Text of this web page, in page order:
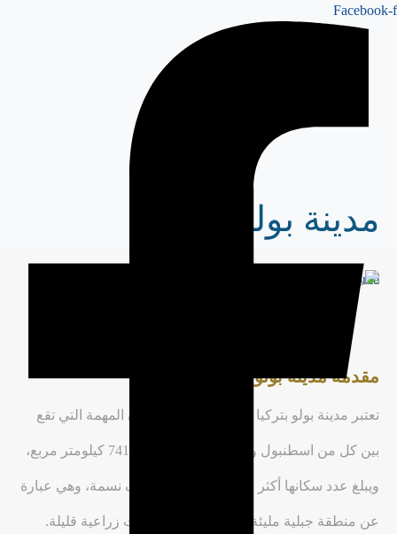
Facebook-f
مدينة بولو تركيا
Home
مقدمة مدينة بولو تركيا
تعتبر مدينة بولو بتركيا من بين المدن المهمة التي تقع
بين كل من اسطنبول وأنقرة، تبلغ مساحتها 7410 كيلومتر مربع،
ويبلغ عدد سكانها أكثر من مئتين وسبعين ألف نسمة، وهي عبارة
عن منطقة جبلية مليئة بالغابات، مع مساحات زراعية قليلة.